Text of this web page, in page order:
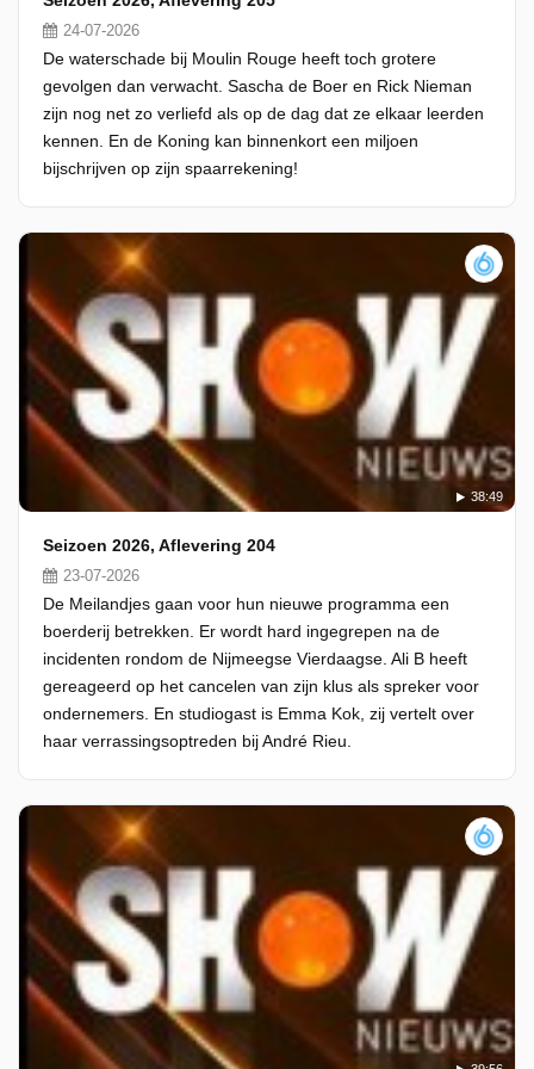
24-07-2026
De waterschade bij Moulin Rouge heeft toch grotere
gevolgen dan verwacht. Sascha de Boer en Rick Nieman
zijn nog net zo verliefd als op de dag dat ze elkaar leerden
kennen. En de Koning kan binnenkort een miljoen
bijschrijven op zijn spaarrekening!
38:49
Seizoen 2026, Aflevering 204
23-07-2026
De Meilandjes gaan voor hun nieuwe programma een
boerderij betrekken. Er wordt hard ingegrepen na de
incidenten rondom de Nijmeegse Vierdaagse. Ali B heeft
gereageerd op het cancelen van zijn klus als spreker voor
ondernemers. En studiogast is Emma Kok, zij vertelt over
haar verrassingsoptreden bij André Rieu.